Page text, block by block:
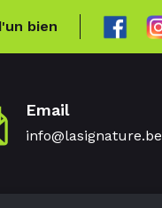
bien
Email
info@lasignature.be